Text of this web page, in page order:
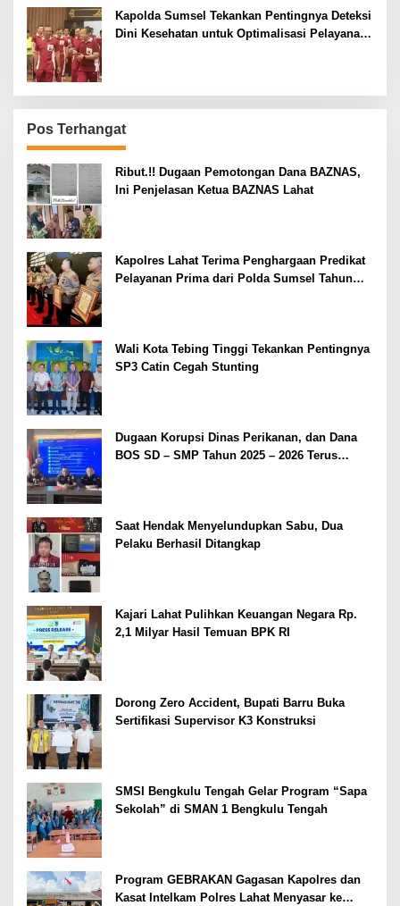
Kapolda Sumsel Tekankan Pentingnya Deteksi
Dini Kesehatan untuk Optimalisasi Pelayanan
Pos Terhangat
Ribut.!! Dugaan Pemotongan Dana BAZNAS,
Ini Penjelasan Ketua BAZNAS Lahat
Kapolres Lahat Terima Penghargaan Predikat
Pelayanan Prima dari Polda Sumsel Tahun
Wali Kota Tebing Tinggi Tekankan Pentingnya
SP3 Catin Cegah Stunting
Dugaan Korupsi Dinas Perikanan, dan Dana
BOS SD – SMP Tahun 2025 – 2026 Terus
Saat Hendak Menyelundupkan Sabu, Dua
Pelaku Berhasil Ditangkap
Kajari Lahat Pulihkan Keuangan Negara Rp.
2,1 Milyar Hasil Temuan BPK RI
Dorong Zero Accident, Bupati Barru Buka
Sertifikasi Supervisor K3 Konstruksi
SMSI Bengkulu Tengah Gelar Program “Sapa
Sekolah” di SMAN 1 Bengkulu Tengah
Program GEBRAKAN Gagasan Kapolres dan
Kasat Intelkam Polres Lahat Menyasar ke